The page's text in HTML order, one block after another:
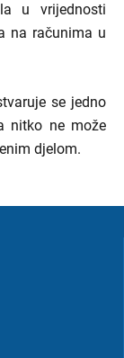
u vrijednosti
na računima u
se jedno
nitko ne može
djelom.